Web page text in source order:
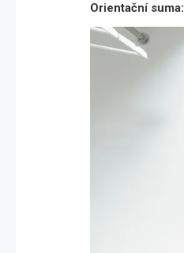
Orientační suma: